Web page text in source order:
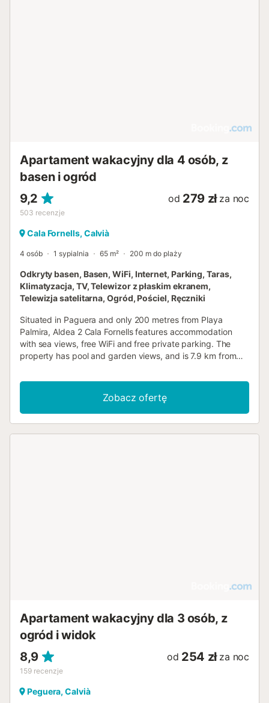
Apartament wakacyjny dla 4 osób, z
basen i ogród
9,2
503 recenzje
od 279 zł za noc
Cala Fornells, Calvià
4 osób 1 sypialnia 65 m² 200 m do plaży
Odkryty basen, Basen, WiFi, Internet, Parking, Taras,
Klimatyzacja, TV, Telewizor z płaskim ekranem,
Telewizja satelitarna, Ogród, Pościel, Ręczniki
Situated in Paguera and only 200 metres from Playa
Palmira, Aldea 2 Cala Fornells features accommodation
with sea views, free WiFi and free private parking. The
property has pool and garden views, and is 7.9 km from
Zobacz ofertę
Apartament wakacyjny dla 3 osób, z
ogród i widok
8,9
159 recenzje
od 254 zł za noc
Peguera, Calvià